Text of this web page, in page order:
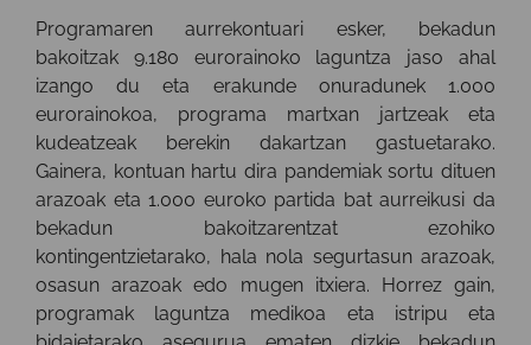
Programaren aurrekontuari esker, bekadun
bakoitzak 9.180 eurorainoko laguntza jaso ahal
izango du eta erakunde onuradunek 1.000
eurorainokoa, programa martxan jartzeak eta
kudeatzeak berekin dakartzan gastuetarako.
Gainera, kontuan hartu dira pandemiak sortu dituen
arazoak eta 1.000 euroko partida bat aurreikusi da
bekadun bakoitzarentzat ezohiko
kontingentzietarako, hala nola segurtasun arazoak,
osasun arazoak edo mugen itxiera. Horrez gain,
programak laguntza medikoa eta istripu eta